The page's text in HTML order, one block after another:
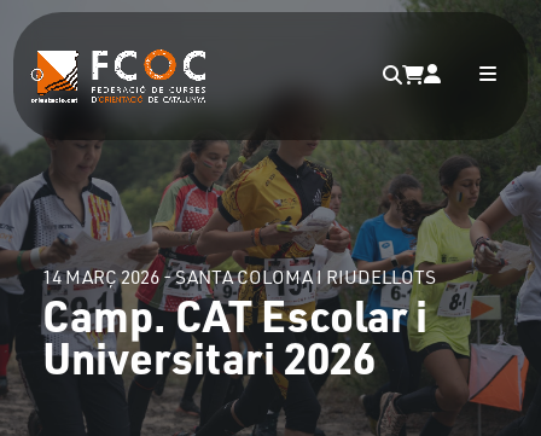
14 MARÇ 2026 - SANTA COLOMA I RIUDELLOTS
Camp. CAT Escolar i
Universitari 2026